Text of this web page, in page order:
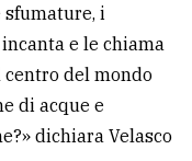
i
e le chiama
centro del mondo
di acque e
dichiara Velasco